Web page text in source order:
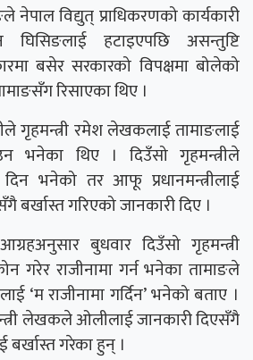
नेपाल विद्युत् प्राधिकरणको कार्यकारी
घिसिङलाई हटाइएपछि असन्तुष्टि
बसेर सरकारको विपक्षमा बोलेको
रिसाएका थिए ।
गृहमन्त्री रमेश लेखकलाई तामाङलाई
भनेका थिए । दिउँसो गृहमन्त्रीले
दिन भनेको तर आफू प्रधानमन्त्रीलाई
बर्खास्त गरिएको जानकारी दिए ।
बुधवार दिउँसो गृहमन्त्री
गरेर राजीनामा गर्न भनेका तामाङले
‘म राजीनामा गर्दिन’ भनेको बताए ।
लेखकले ओलीलाई जानकारी दिएसँगै
बर्खास्त गरेका हुन् ।